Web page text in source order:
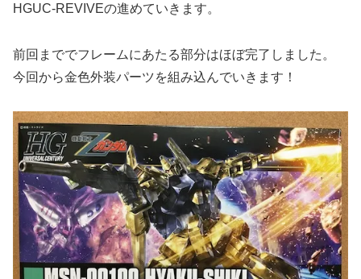
HGUC-REVIVEの進めていきます。
前回まででフレームにあたる部分はほぼ完了しました。
今回から金色外装パーツを組み込んでいきます！